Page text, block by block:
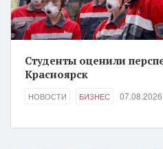
Студенты оценили
Красноярск
НОВОСТИ БИЗНЕС 07.08.2026